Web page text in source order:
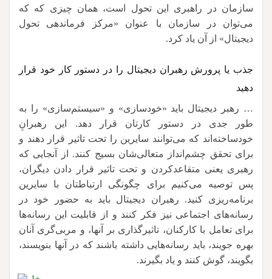
سازمان در راهبری این تحول است، همان چیزی که که
می‌توان در سازمان با عنوان «مرکز فرماندهی تحول
دیجیتال» از آن یاد کرد.
جذب یا پرورش رهبران دیجیتال را در دستور کار خود قرار
دهید
… رهبر دیجیتال باید «خودسازی» و «سیستم‌سازی» را به
طور جدی در دستور کارتان قرار دهد. این رهبرانِ
خودساخته‌اند که می‌توانند سایرین را تحت تاثیر قرار دهند و
برای تحقق چشم‌انداز متعالی‌شان بسیج کنند. از آنجایی که
رهبری یعنی متقاعدکردن و تحت تاثیر قرار دادن دیگران،
پس توصیه می‌کنیم برای چگونگی ارتباطتان با سایرین
برنامه‌ریزی کنید. رهبران دیجیتال باید به حضور خود در
رسانه‌های اجتماعی نیز فکر کنند و از قابلیت این رسانه‌ها
برای تعامل با کارکنان، تاثیرگذاری بر آنها، و مربی‌گری آنان
بهره جویند، باید رسانه‌هایی داشته باشند که در آنها بنویسند،
بگویند، گوش کنند و یاد بگیرند.